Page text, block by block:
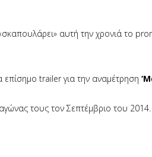
αυτή την χρονιά το
trailer για την αναμέτρηση
τους τον Σεπτέμβριο του 2014.